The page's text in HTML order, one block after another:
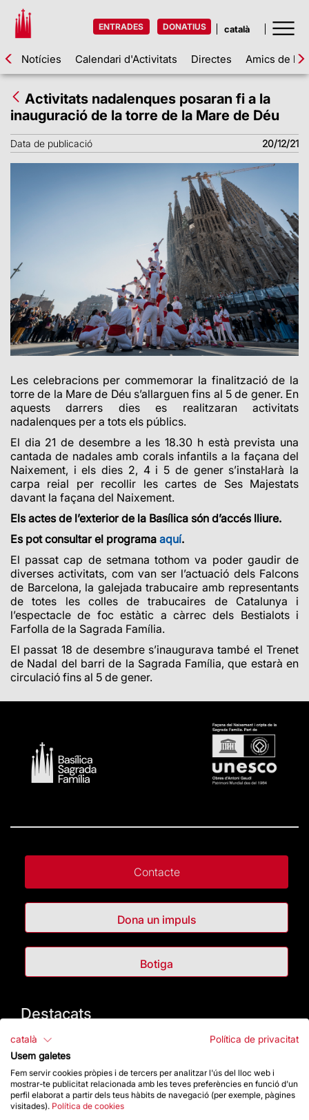
ENTRADES DONATIUS
Notícies Calendari d'Activitats Directes Amics de la
Activitats nadalenques posaran fi a la
inauguració de la torre de la Mare de Déu
Data de publicació 20/12/21
Les celebracions per commemorar la finalització de la
torre de la Mare de Déu s’allarguen fins al 5 de gener. En
aquests darrers dies es realitzaran activitats
nadalenques per a tots els públics.
El dia 21 de desembre a les 18.30 h està prevista una
cantada de nadales amb corals infantils a la façana del
Naixement, i els dies 2, 4 i 5 de gener s’instal·larà la
carpa reial per recollir les cartes de Ses Majestats
davant la façana del Naixement.
Els actes de l’exterior de la Basílica són d’accés lliure.
Es pot consultar el programa aquí.
El passat cap de setmana tothom va poder gaudir de
diverses activitats, com van ser l’actuació dels Falcons
de Barcelona, la galejada trabucaire amb representants
de totes les colles de trabucaires de Catalunya i
l’espectacle de foc estàtic a càrrec dels Bestialots i
Farfolla de la Sagrada Família.
El passat 18 de desembre s’inaugurava també el Trenet
de Nadal del barri de la Sagrada Família, que estarà en
circulació fins al 5 de gener.
Contacte
Dona un impuls
Botiga
Destacats
La Fundació
Preguntes freqüents
Atenció al Visitant
català
Política de privacitat
Usem galetes
Fem servir cookies pròpies i de tercers per analitzar l'ús del lloc web i
mostrar-te publicitat relacionada amb les teves preferències en funció d'un
perfil elaborat a partir dels teus hàbits de navegació (per exemple, pàgines
visitades). Política de cookies